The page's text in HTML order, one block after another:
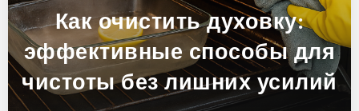
Как очистить духовку:
эффективные способы для
чистоты без лишних усилий